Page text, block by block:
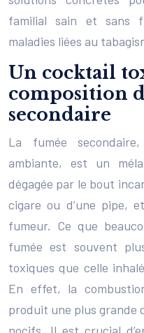
familial sain et sans
maladies liées au
Un cocktail
composition
secondaire
La fumée
ambiante, est un
dégagée par le bout
cigare ou d’une pipe,
fumeur. Ce que
fumée est souvent
toxiques que celle
En effet, la
produit une plus grande